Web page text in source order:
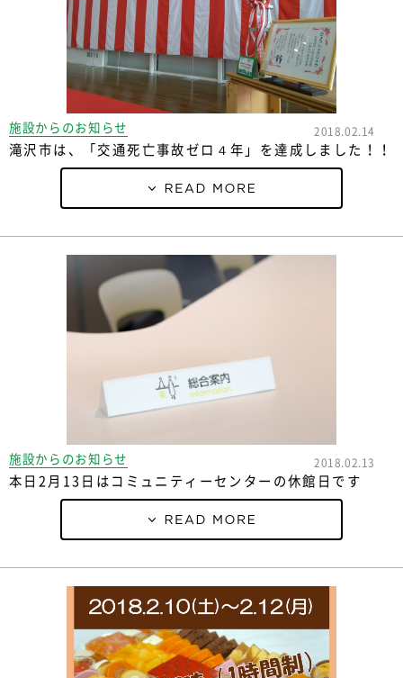
施設からのお知らせ 2018.02.14
滝沢市は、「交通死亡事故ゼロ４年」を達成しました！！
施設からのお知らせ 2018.02.13
本日2月13日はコミュニティーセンターの休館日です